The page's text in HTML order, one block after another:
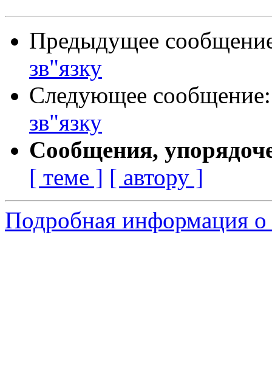
Предыдущее
зв"язку
Следующее
зв"язку
Сообщения,
[ теме ] [ автору ]
Подробная информация о